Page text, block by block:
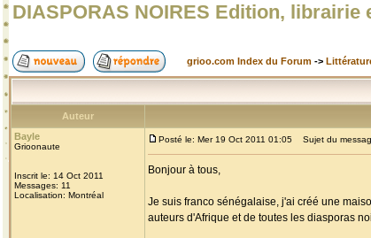
DIASPORAS NOIRES Edition, librairie
grioo.com Index du Forum ->
Auteur
Bayle
Grioonaute
Inscrit le: 14 Oct 2011
Messages: 11
Localisation: Montréal
Posté le: Mer 19 Oct 2011 01:05 Sujet du
Bonjour à tous,
Je suis franco sénégalaise, j'ai créé une
auteurs d'Afrique et de toutes les diasporas